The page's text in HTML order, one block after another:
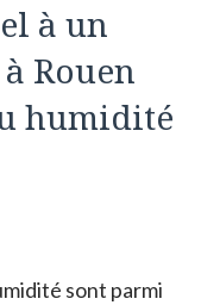
à un
Rouen
humidité
sont parmi